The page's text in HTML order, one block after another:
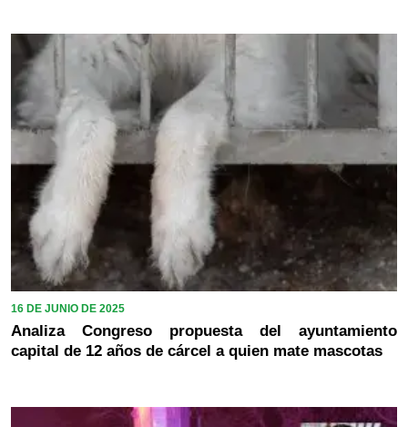
16 DE JUNIO DE 2025
Analiza Congreso propuesta del ayuntamiento
capital de 12 años de cárcel a quien mate mascotas